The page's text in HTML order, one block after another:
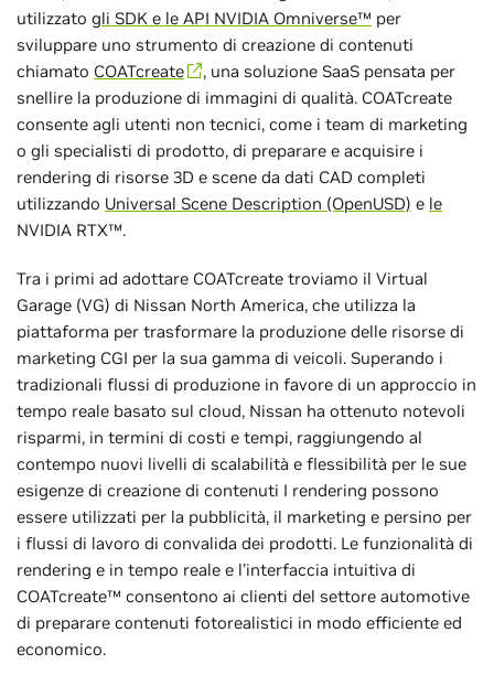
utilizzato gli SDK e le API NVIDIA Omniverse™ per
sviluppare uno strumento di creazione di contenuti
chiamato COATcreate
, una soluzione SaaS pensata per
snellire la produzione di immagini di qualità. COATcreate
consente agli utenti non tecnici, come i team di marketing
o gli specialisti di prodotto, di preparare e acquisire i
rendering di risorse 3D e scene da dati CAD completi
utilizzando Universal Scene Description (OpenUSD) e le
NVIDIA RTX™.
Tra i primi ad adottare COATcreate troviamo il Virtual
Garage (VG) di Nissan North America, che utilizza la
piattaforma per trasformare la produzione delle risorse di
marketing CGI per la sua gamma di veicoli. Superando i
tradizionali flussi di produzione in favore di un approccio in
tempo reale basato sul cloud, Nissan ha ottenuto notevoli
risparmi, in termini di costi e tempi, raggiungendo al
contempo nuovi livelli di scalabilità e flessibilità per le sue
esigenze di creazione di contenuti I rendering possono
essere utilizzati per la pubblicità, il marketing e persino per
i flussi di lavoro di convalida dei prodotti. Le funzionalità di
rendering e in tempo reale e l'interfaccia intuitiva di
COATcreate™ consentono ai clienti del settore automotive
di preparare contenuti fotorealistici in modo efficiente ed
economico.